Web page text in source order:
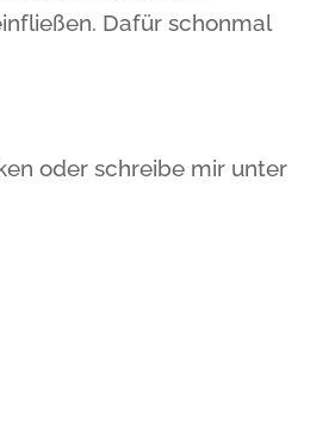
Dafür schonmal
oder schreibe mir unter